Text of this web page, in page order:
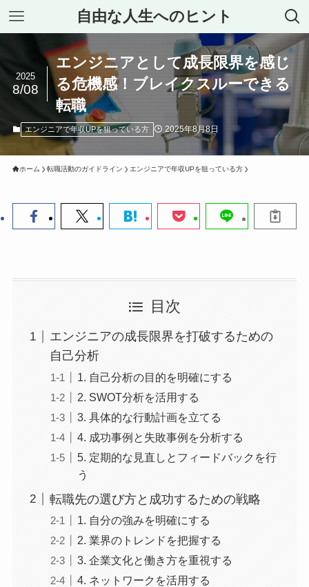
自由な人生へのヒント
エンジニアとして成長限界を感じ
る危機感！ブレイクスルーできる
転職
2025
8/08
エンジニアで年収UPを狙っている方 2025年8月8日
ホーム 転職活動のガイドライン エンジニアで年収UPを狙っている方
目次
エンジニアの成長限界を打破するための
自己分析
1. 自己分析の目的を明確にする
2. SWOT分析を活用する
3. 具体的な行動計画を立てる
4. 成功事例と失敗事例を分析する
5. 定期的な見直しとフィードバックを行
う
転職先の選び方と成功するための戦略
1. 自分の強みを明確にする
2. 業界のトレンドを把握する
3. 企業文化と働き方を重視する
4. ネットワークを活用する